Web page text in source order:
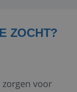
ZOCHT?
voor